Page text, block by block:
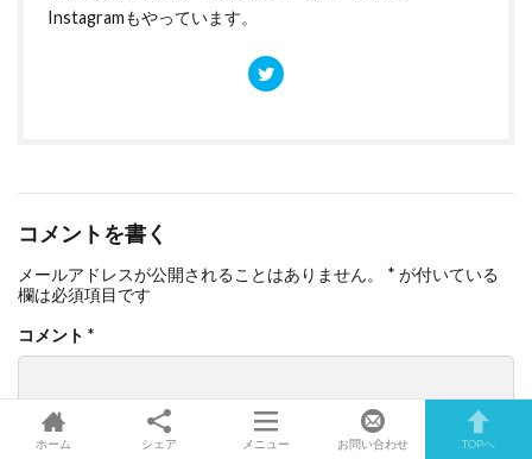
Instagramもやっています。
コメントを書く
メールアドレスが公開されることはありません。 * が付いている
欄は必須項目です
コメント *
ホーム シェア メニュー お問い合わせ TOPへ